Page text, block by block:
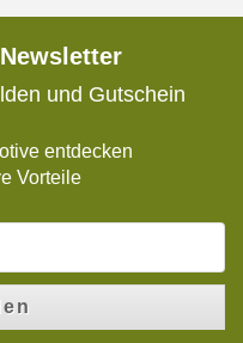
und Gutschein
entdecken
Vorteile